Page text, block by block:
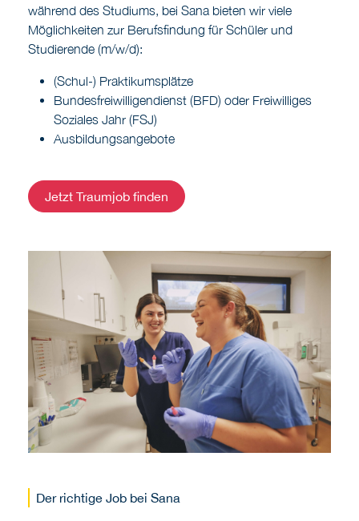
während des Studiums, bei Sana bieten wir viele
Möglichkeiten zur Berufsfindung für Schüler und
Studierende (m/w/d):
(Schul-) Praktikumsplätze
Bundesfreiwilligendienst (BFD) oder Freiwilliges
Soziales Jahr (FSJ)
Ausbildungsangebote
Jetzt Traumjob finden
Der richtige Job bei Sana